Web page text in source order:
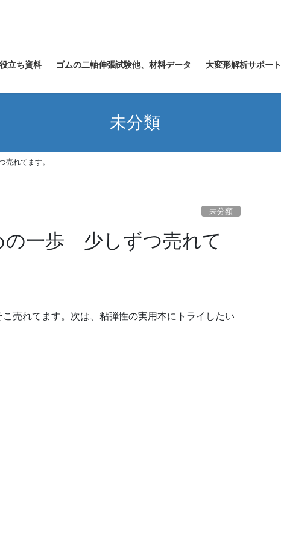
立ち資料 ゴムの二軸伸張試験他、材料データ 大変形解析サポート
未分類
れてます。
未分類
の一歩 少しずつ売れて
売れてます。次は、粘弾性の実用本にトライしたい